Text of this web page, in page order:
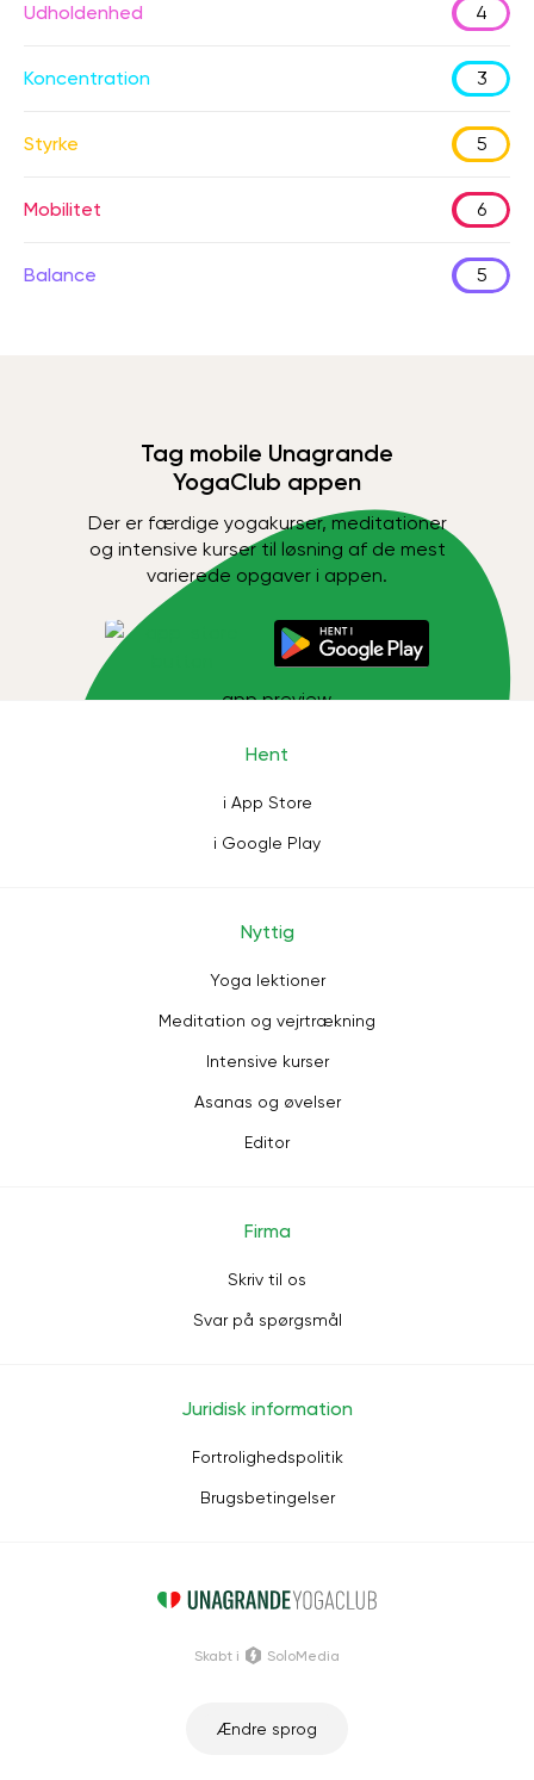
Udholdenhed 4
Koncentration 3
Styrke 5
Mobilitet 6
Balance 5
Tag mobile Unagrande
YogaClub appen
Der er færdige yogakurser, meditationer
og intensive kurser til løsning af de mest
varierede opgaver i appen.
Hent
i App Store
i Google Play
Nyttig
Yoga lektioner
Meditation og vejrtrækning
Intensive kurser
Asanas og øvelser
Editor
Firma
Skriv til os
Svar på spørgsmål
Juridisk information
Fortrolighedspolitik
Brugsbetingelser
Ændre sprog
Skabt i SoloMedia